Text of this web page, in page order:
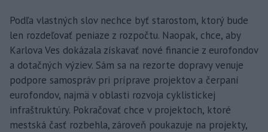
Podľa vlastných slov nechce byť starostom, ktorý bude
len rozdeľovať peniaze z rozpočtu. Naopak, chce, aby
Karlova Ves dokázala získavať nové financie z eurofondov
a dotačných výziev. Sám sa na rezorte dopravy venuje
podpore samospráv pri príprave projektov a čerpaní
eurofondov, najmä v oblasti rozvoja cyklistickej
infraštruktúry. Pokračovať chce v projektoch, ktoré
mestská časť rozbehla, zároveň poukazuje na projekty,